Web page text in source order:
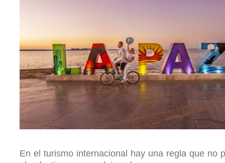
En el turismo internacional hay una regla que no